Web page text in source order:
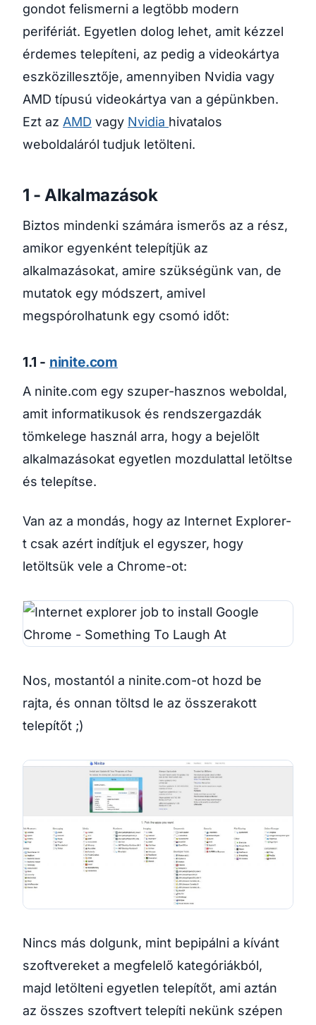
gondot felismerni a legtöbb modern
perifériát. Egyetlen dolog lehet, amit kézzel
érdemes telepíteni, az pedig a videokártya
eszközillesztője, amennyiben Nvidia vagy
AMD típusú videokártya van a gépünkben.
Ezt az AMD vagy Nvidia hivatalos
weboldaláról tudjuk letölteni.
1 - Alkalmazások
Biztos mindenki számára ismerős az a rész,
amikor egyenként telepítjük az
alkalmazásokat, amire szükségünk van, de
mutatok egy módszert, amivel
megspórolhatunk egy csomó időt:
1.1 - ninite.com
A ninite.com egy szuper-hasznos weboldal,
amit informatikusok és rendszergazdák
tömkelege használ arra, hogy a bejelölt
alkalmazásokat egyetlen mozdulattal letöltse
és telepítse.
Van az a mondás, hogy az Internet Explorer-
t csak azért indítjuk el egyszer, hogy
letöltsük vele a Chrome-ot:
Nos, mostantól a ninite.com-ot hozd be
rajta, és onnan töltsd le az összerakott
telepítőt ;)
Nincs más dolgunk, mint bepipálni a kívánt
szoftvereket a megfelelő kategóriákból,
majd letölteni egyetlen telepítőt, ami aztán
az összes szoftvert telepíti nekünk szépen